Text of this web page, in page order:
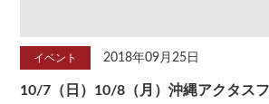
イベント 2018年09月25日
10/7（日）10/8（月）沖縄アクタス